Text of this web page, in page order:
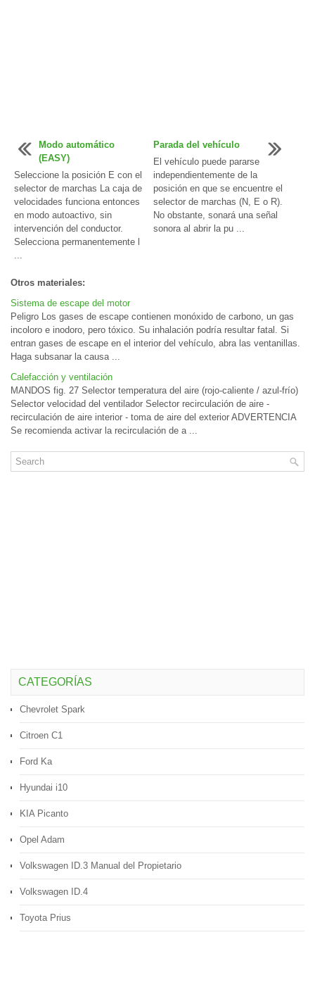
Modo automático
(EASY)
Seleccione la posición E con el
selector de marchas La caja de
velocidades funciona entonces
en modo autoactivo, sin
intervención del conductor.
Selecciona permanentemente l
...
Parada del vehículo
El vehículo puede pararse
independientemente de la
posición en que se encuentre el
selector de marchas (N, E o R).
No obstante, sonará una señal
sonora al abrir la pu ...
Otros materiales:
Sistema de escape del motor
Peligro Los gases de escape contienen monóxido de carbono, un gas
incoloro e inodoro, pero tóxico. Su inhalación podría resultar fatal. Si
entran gases de escape en el interior del vehículo, abra las ventanillas.
Haga subsanar la causa ...
Calefacción y ventilación
MANDOS fig. 27 Selector temperatura del aire (rojo-caliente / azul-frío)
Selector velocidad del ventilador Selector recirculación de aire -
recirculación de aire interior - toma de aire del exterior ADVERTENCIA
Se recomienda activar la recirculación de a ...
CATEGORÍAS
Chevrolet Spark
Citroen C1
Ford Ka
Hyundai i10
KIA Picanto
Opel Adam
Volkswagen ID.3 Manual del Propietario
Volkswagen ID.4
Toyota Prius